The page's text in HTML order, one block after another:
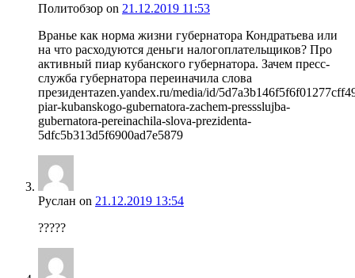
Политобзор on 21.12.2019 11:53
Вранье как норма жизни губернатора Кондратьева или
на что расходуются деньги налогоплательщиков? Про
активный пиар кубанского губернатора. Зачем пресс-
служба губернатора переиначила слова
президентаzen.yandex.ru/media/id/
piar-kubanskogo-gubernatora-zachem-pressslujba-
gubernatora-pereinachila-slova-prezidenta-
5dfc5b313d5f6900ad7e5879
Руслан on 21.12.2019 13:54
?????